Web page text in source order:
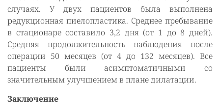
случаях. У двух пациентов была выполнена
редукционная пиелопластика. Среднее пребывание
в стационаре составило 3,2 дня (от 1 до 8 дней).
Средняя продолжительность наблюдения после
операции 50 месяцев (от 4 до 132 месяцев). Все
пациенты были асимптоматичными со
значительным улучшением в плане дилатации.
Заключение